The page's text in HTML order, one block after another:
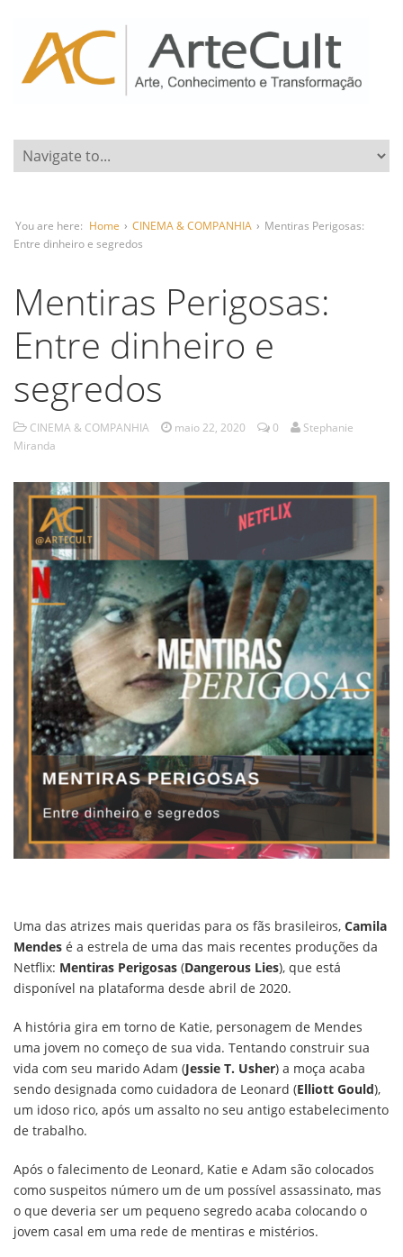
You are here: Home › CINEMA & COMPANHIA › Mentiras Perigosas:
Entre dinheiro e segredos
Mentiras Perigosas:
Entre dinheiro e
segredos
CINEMA & COMPANHIA maio 22, 2020 0
Stephanie
Miranda
Uma das atrizes mais queridas para os fãs brasileiros, Camila
Mendes é a estrela de uma das mais recentes produções da
Netflix: Mentiras Perigosas (Dangerous Lies), que está
disponível na plataforma desde abril de 2020.
A história gira em torno de Katie, personagem de Mendes
uma jovem no começo de sua vida. Tentando construir sua
vida com seu marido Adam (Jessie T. Usher) a moça acaba
sendo designada como cuidadora de Leonard (Elliott Gould),
um idoso rico, após um assalto no seu antigo estabelecimento
de trabalho.
Após o falecimento de Leonard, Katie e Adam são colocados
como suspeitos número um de um possível assassinato, mas
o que deveria ser um pequeno segredo acaba colocando o
jovem casal em uma rede de mentiras e mistérios.